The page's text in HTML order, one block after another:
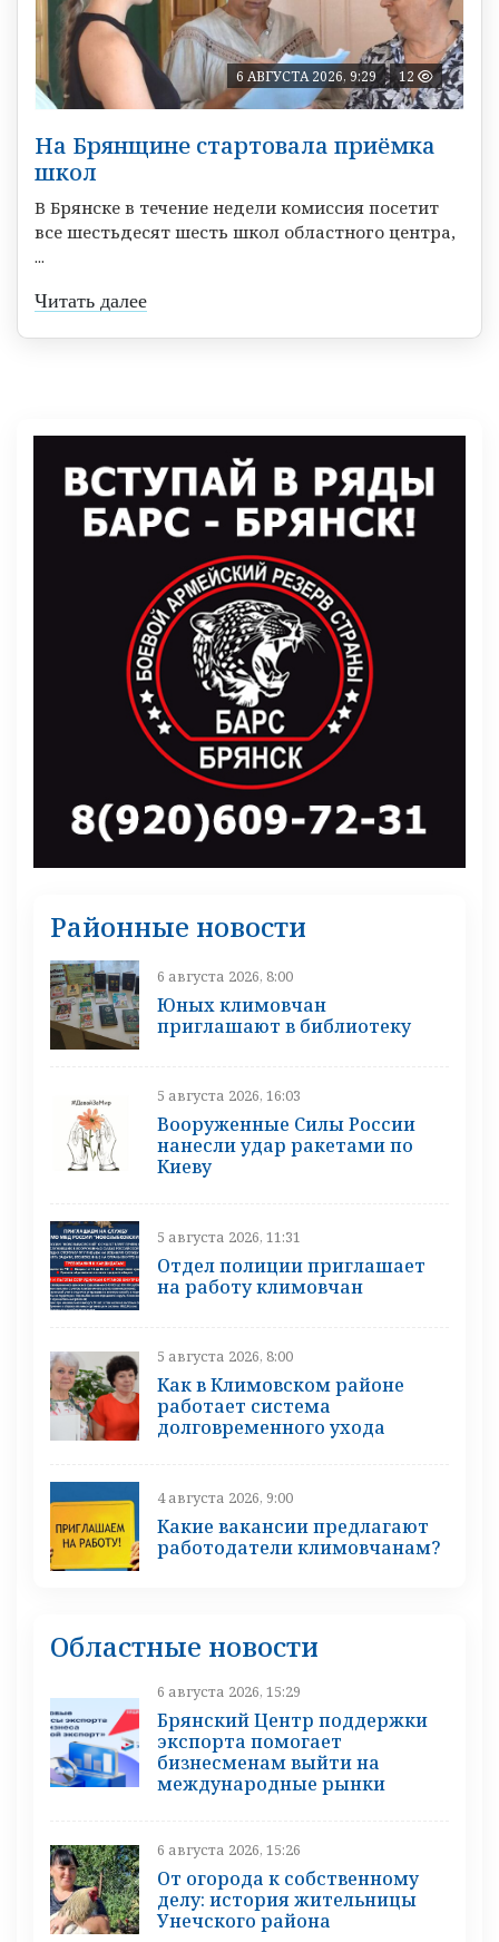
6 АВГУСТА 2026, 9:29 12
На Брянщине стартовала приёмка
школ
В Брянске в течение недели комиссия посетит
все шестьдесят шесть школ областного центра,
...
Читать далее
Районные новости
6 августа 2026, 8:00
Юных климовчан
приглашают в библиотеку
5 августа 2026, 16:03
Вооруженные Силы России
нанесли удар ракетами по
Киеву
5 августа 2026, 11:31
Отдел полиции приглашает
на работу климовчан
5 августа 2026, 8:00
Как в Климовском районе
работает система
долговременного ухода
4 августа 2026, 9:00
Какие вакансии предлагают
работодатели климовчанам?
Областные новости
6 августа 2026, 15:29
Брянский Центр поддержки
экспорта помогает
бизнесменам выйти на
международные рынки
6 августа 2026, 15:26
От огорода к собственному
делу: история жительницы
Унечского района